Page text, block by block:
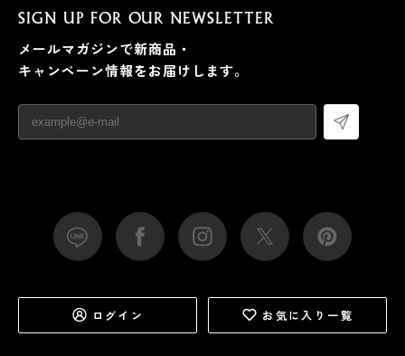
SIGN UP FOR OUR NEWSLETTER
メールマガジンで新商品・
キャンペーン情報をお届けします。
ログイン お気に入り一覧